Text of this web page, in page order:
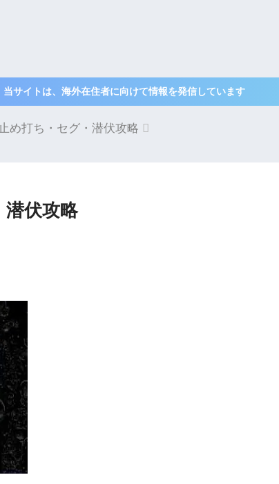
当サイトは、海外在住者に向けて情報を発信しています
め打ち・セグ・潜伏攻略
潜伏攻略